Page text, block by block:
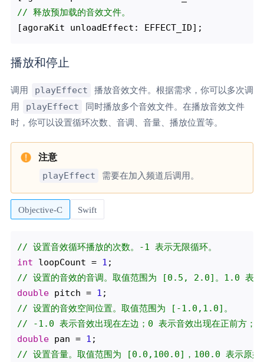
// 释放预加载的音效文件。
播放和停止
调用 playEffect
播放音效文件。根据需求，你可以多次调
用
playEffect
同时播放多个音效文件。在播放音效文件
时，你可以设置循环次数、音调、音量、播放位置等。
playEffect 需要在加入频道后调用。
Objective-C Swift
// 设置音效循环播放的次数。-1 表示无限循环。
int loopCount = 1
// 设置的音效的音调。取值范围为 [0.5, 2.0]。1.0 表示
double pitch = 1
// 设置的音效空间位置。取值范围为 [-1.0,1.0]。
// -1.0 表示音效出现在左边；0 表示音效出现在正前方；1
double pan = 1
// 设置音量。取值范围为 [0.0,100.0]，100.0 表示原